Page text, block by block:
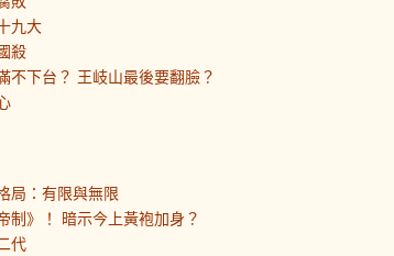
九大
殺
不下台？ 王岐山最後要翻臉？
局：有限與無限
制》！ 暗示今上黃袍加身？
代